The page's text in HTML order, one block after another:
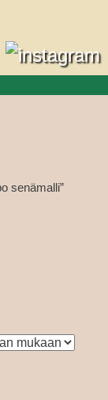
senämalli”